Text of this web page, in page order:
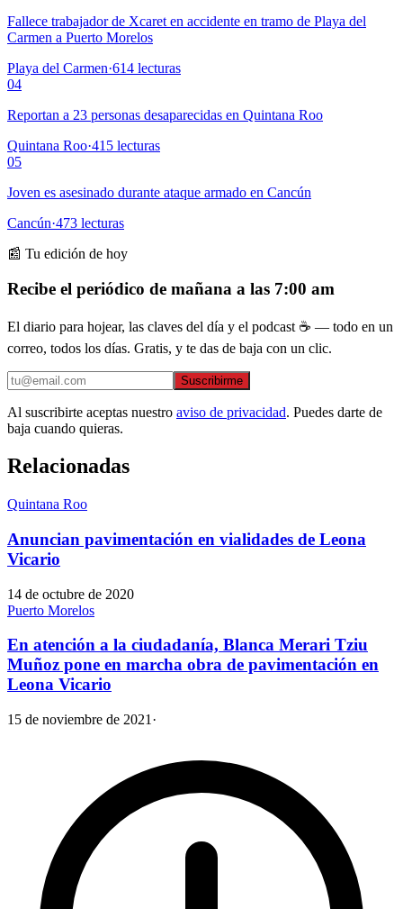
Fallece trabajador de Xcaret en accidente en tramo de Playa del
Carmen a Puerto Morelos
Playa del Carmen·614 lecturas
04
Reportan a 23 personas desaparecidas en Quintana Roo
Quintana Roo·415 lecturas
05
Joven es asesinado durante ataque armado en Cancún
Cancún·473 lecturas
📰 Tu edición de hoy
Recibe el periódico de mañana a las 7:00 am
El diario para hojear, las claves del día y el podcast ☕ — todo en un
correo, todos los días. Gratis, y te das de baja con un clic.
Suscribirme
Al suscribirte aceptas nuestro aviso de privacidad. Puedes darte de
baja cuando quieras.
Relacionadas
Quintana Roo
Anuncian pavimentación en vialidades de Leona
Vicario
14 de octubre de 2020
Puerto Morelos
En atención a la ciudadanía, Blanca Merari Tziu
Muñoz pone en marcha obra de pavimentación en
Leona Vicario
15 de noviembre de 2021 ·